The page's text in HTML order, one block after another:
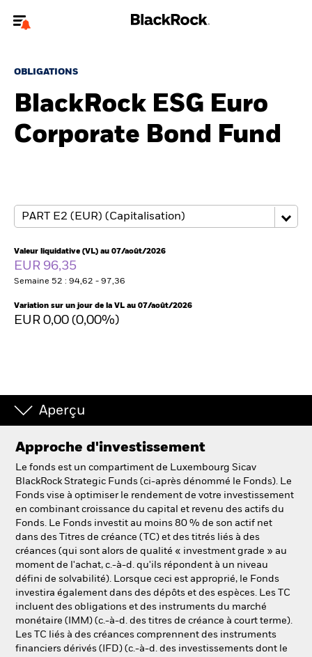
financiers.
jourvotre type d'utilisateur
A propos de BlackRock
Thèmes
ETFs & Fonds indiciels
Documents
BlackRock
iShares
Aladdin
Notre société
OBLIGATIONS
BlackRock ESG Euro
Corporate Bond Fund
Valeur liquidative (VL) au 07/août/2026
EUR 96,35
Semaine 52 : 94,62 - 97,36
Variation sur un jour de la VL au 07/août/2026
EUR 0,00 (0,00%)
Aperçu
Approche d'investissement
Le fonds est un compartiment de Luxembourg Sicav
BlackRock Strategic Funds (ci-après dénommé le Fonds). Le
Fonds vise à optimiser le rendement de votre investissement
en combinant croissance du capital et revenu des actifs du
Fonds. Le Fonds investit au moins 80 % de son actif net
dans des Titres de créance (TC) et des titrés liés à des
créances (qui sont alors de qualité « investment grade » au
moment de l'achat, c.-à-d. qu'ils répondent à un niveau
défini de solvabilité). Lorsque ceci est approprié, le Fonds
investira également dans des dépôts et des espèces. Les TC
incluent des obligations et des instruments du marché
monétaire (IMM) (c.-à-d. des titres de créance à court terme).
Les TC liés à des créances comprennent des instruments
financiers dérivés (IFD) (c.-à-d. des investissements dont le